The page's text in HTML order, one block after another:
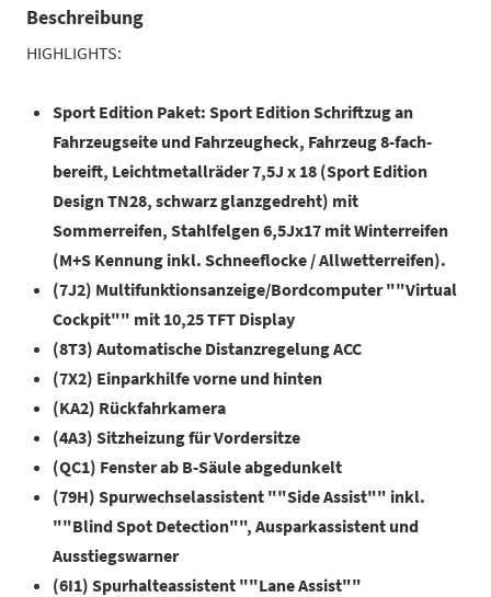
Beschreibung
HIGHLIGHTS:
Sport Edition Paket: Sport Edition Schriftzug an
Fahrzeugseite und Fahrzeugheck, Fahrzeug 8-fach-
bereift, Leichtmetallräder 7,5J x 18 (Sport Edition
Design TN28, schwarz glanzgedreht) mit
Sommerreifen, Stahlfelgen 6,5Jx17 mit Winterreifen
(M+S Kennung inkl. Schneeflocke / Allwetterreifen).
(7J2) Multifunktionsanzeige/Bordcomputer ""Virtual
Cockpit"" mit 10,25 TFT Display
(8T3) Automatische Distanzregelung ACC
(7X2) Einparkhilfe vorne und hinten
(KA2) Rückfahrkamera
(4A3) Sitzheizung für Vordersitze
(QC1) Fenster ab B-Säule abgedunkelt
(79H) Spurwechselassistent ""Side Assist"" inkl.
""Blind Spot Detection"", Ausparkassistent und
Ausstiegswarner
(6I1) Spurhalteassistent ""Lane Assist""